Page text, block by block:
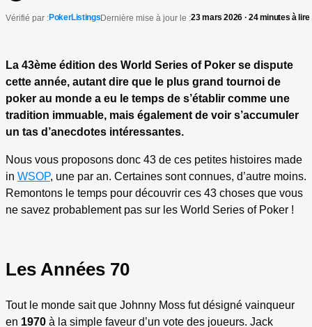
Vérifié par :PokerListingsDernière mise à jour le :23 mars 2026 · 24 minutes à lire
La 43ème édition des World Series of Poker se dispute
cette année, autant dire que le plus grand tournoi de
poker au monde a eu le temps de s’établir comme une
tradition immuable, mais également de voir s’accumuler
un tas d’anecdotes intéressantes.
Nous vous proposons donc 43 de ces petites histoires made
in WSOP, une par an. Certaines sont connues, d’autre moins.
Remontons le temps pour découvrir ces 43 choses que vous
ne savez probablement pas sur les World Series of Poker !
Les Années 70
Tout le monde sait que Johnny Moss fut désigné vainqueur
en 1970 à la simple faveur d’un vote des joueurs. Jack